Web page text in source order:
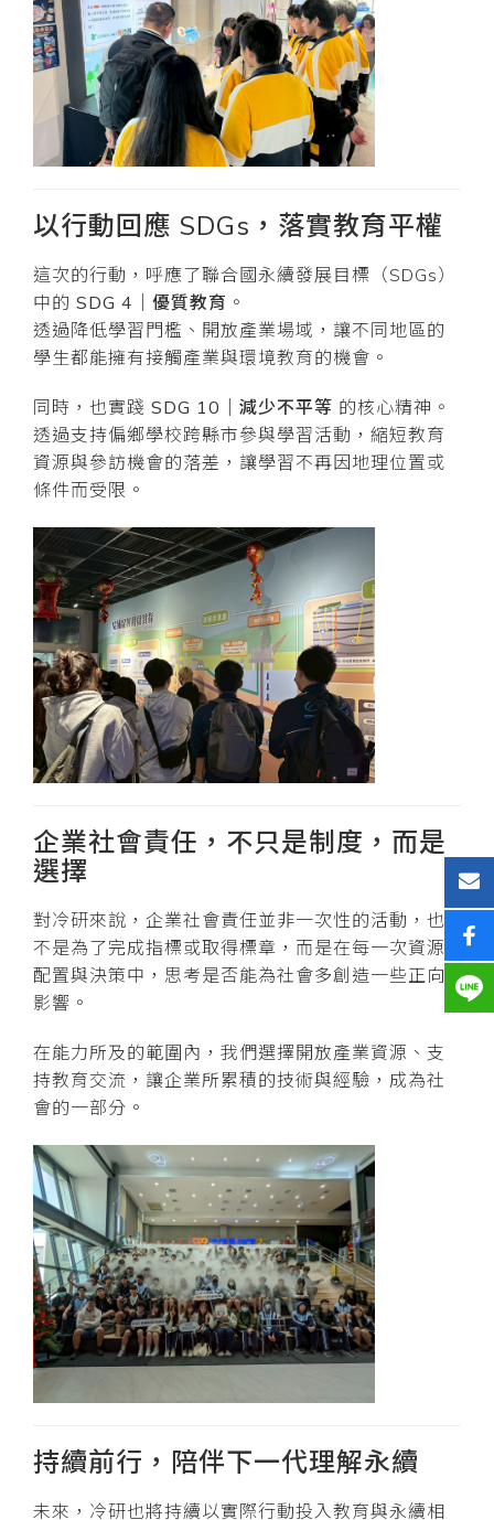
以行動回應 SDGs，落實教育平權
這次的行動，呼應了聯合國永續發展目標（SDGs）
中的 SDG 4｜優質教育 。
透過降低學習門檻、開放產業場域，讓不同地區的
學生都能擁有接觸產業與環境教育的機會。
同時，也實踐 SDG 10｜減少不平等 的核心精神。
透過支持偏鄉學校跨縣市參與學習活動，縮短教育
資源與參訪機會的落差，讓學習不再因地理位置或
條件而受限。
企業社會責任，不只是制度，而是
選擇
對冷研來說，企業社會責任並非一次性的活動，也
不是為了完成指標或取得標章，而是在每一次資源
配置與決策中，思考是否能為社會多創造一些正向
影響。
在能力所及的範圍內，我們選擇開放產業資源、支
持教育交流，讓企業所累積的技術與經驗，成為社
會的一部分。
持續前行，陪伴下一代理解永續
未來，冷研也將持續以實際行動投入教育與永續相